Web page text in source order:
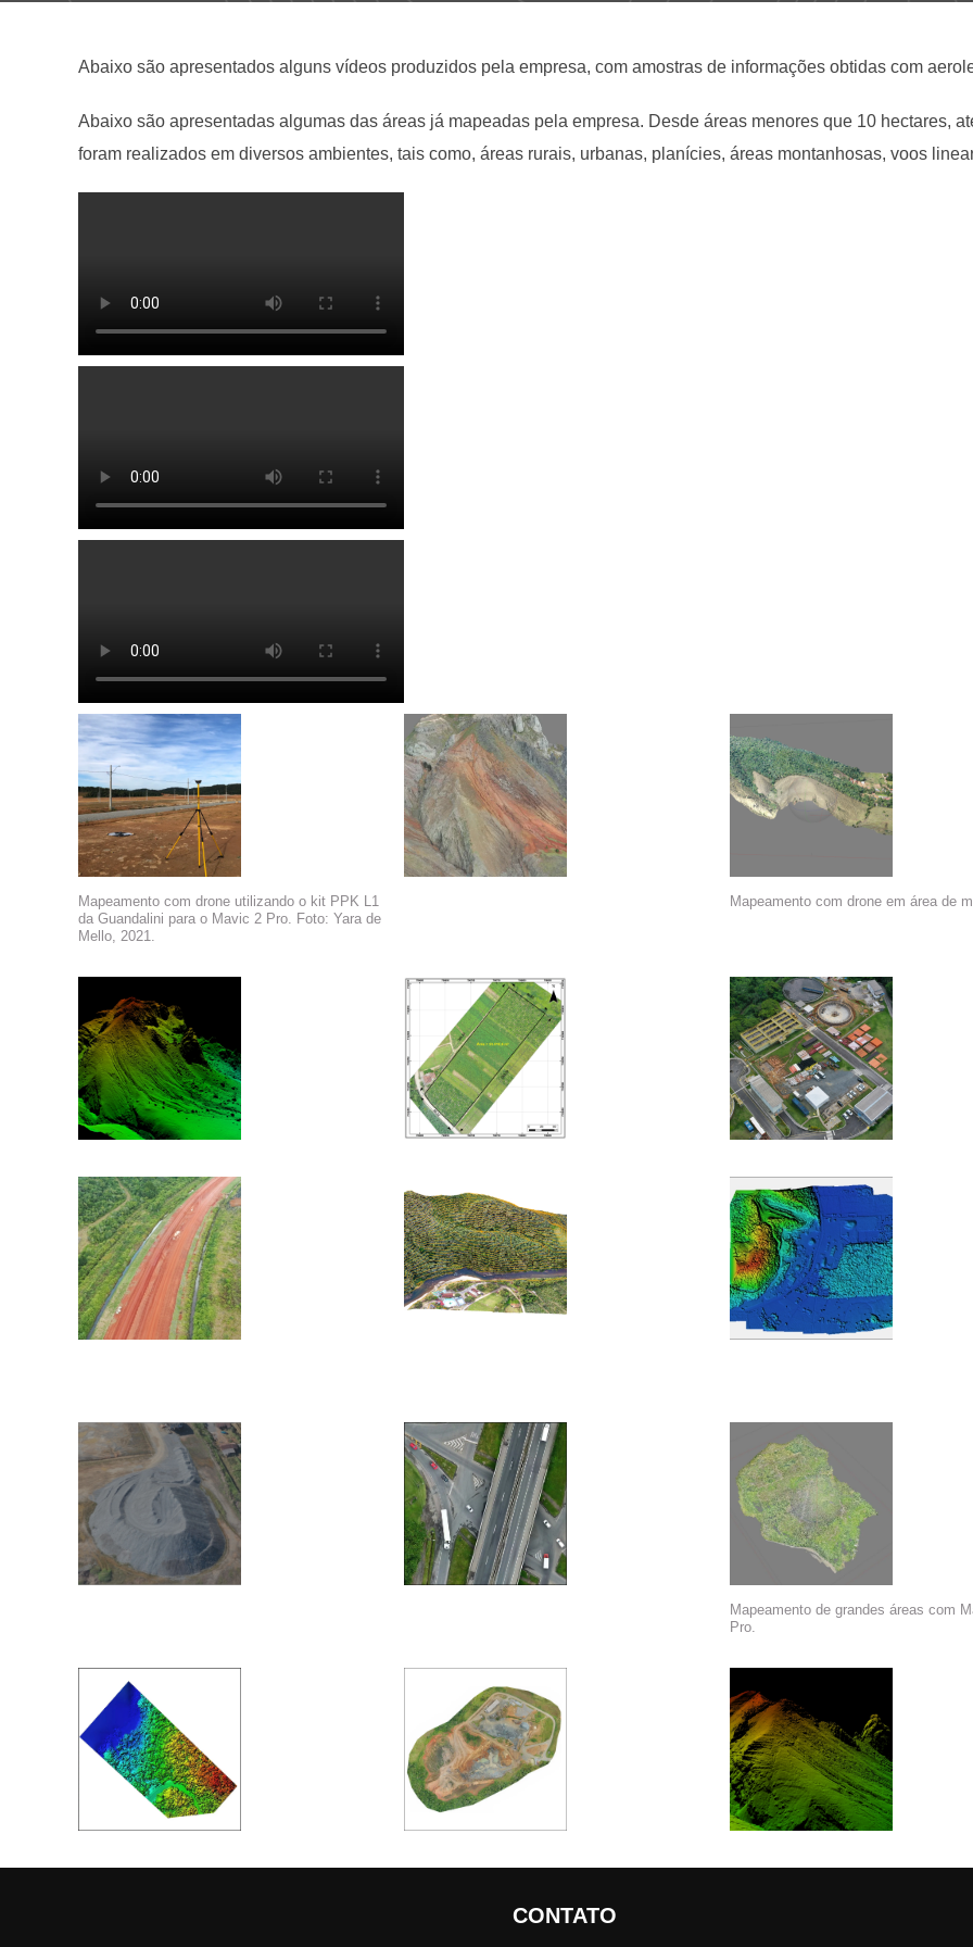
Abaixo são apresentados alguns vídeos produzidos pela empresa, com amostras de informações obtidas com
Abaixo são apresentadas algumas das áreas já mapeadas pela empresa. Desde áreas menores que 10 hectares,
foram realizados em diversos ambientes, tais como, áreas rurais, urbanas, planícies, áreas montanhosas, voos
Mapeamento com drone utilizando o kit PPK L1
da Guandalini para o Mavic 2 Pro. Foto: Yara de
Mello, 2021.
Mapeamento com drone em área de
Mapeamento de grandes áreas com
Pro.
CONTATO